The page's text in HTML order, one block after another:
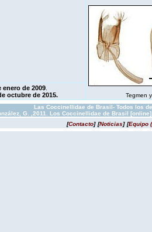
Tegmen
enero de 2009
octubre de 2015.
Las Coccinellidae de Brasil- Todos los
G. ,2011. Los Coccinellidae de Brasil
[Contacto] [Noticias] [Equipo